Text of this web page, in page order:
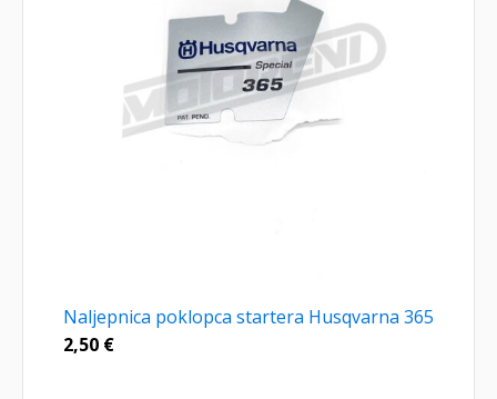
Naljepnica poklopca startera Husqvarna 365
2,50 €